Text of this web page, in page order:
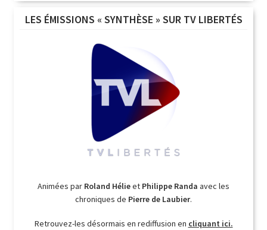
LES ÉMISSIONS « SYNTHÈSE » SUR TV LIBERTÉS
Animées par Roland Hélieet Philippe Randa avec les
chroniques de Pierre de Laubier.
Retrouvez-les désormais en rediffusion en cliquant ici.